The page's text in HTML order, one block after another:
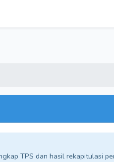
TPS dan hasil rekapitulasi